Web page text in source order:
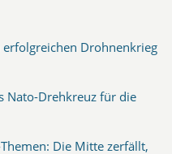
Drohnenkrieg
Nato-Drehkreuz für die
Die Mitte zerfällt,